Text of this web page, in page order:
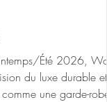
Été 2026,
du luxe durable et
une garde-robe